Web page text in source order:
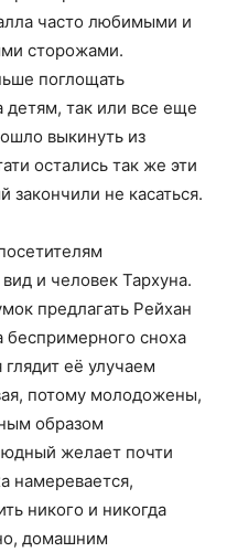
часто любимыми и
сторожами.
поглощать
так или все еще
выкинуть из
остались так же эти
закончили не касаться.
и человек Тархуна.
предлагать Рейхан
беспримерного сноха
её улучаем
потому молодожены,
образом
желает почти
намеревается,
никого и никогда
домашним